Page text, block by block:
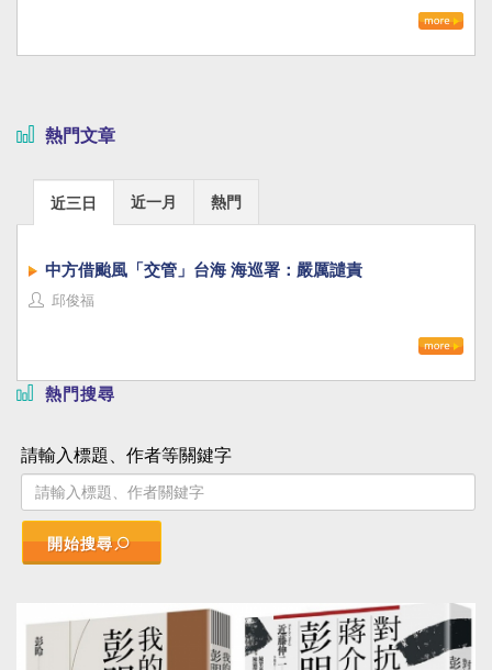
熱門文章
近三日 近一月 熱門
中方借颱風「交管」台海 海巡署：嚴厲譴責
邱俊福
熱門搜尋
請輸入標題、作者等關鍵字
開始搜尋